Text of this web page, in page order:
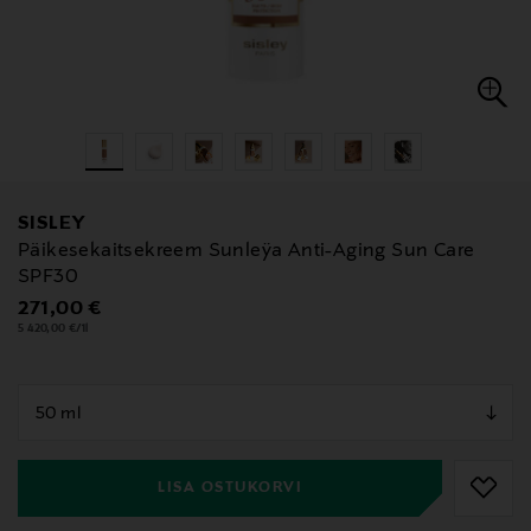
SISLEY
Päikesekaitsekreem Sunleÿa Anti-Aging Sun Care
SPF30
Original Price
271,00 €
5 420,00 €/1l
LISA OSTUKORVI